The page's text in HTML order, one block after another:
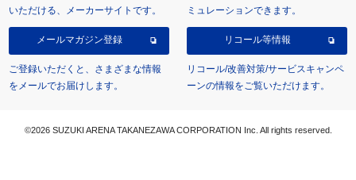
いただける、メーカーサイトです。
ミュレーションできます。
メールマガジン登録
ご登録いただくと、さまざまな情報
をメールでお届けします。
リコール等情報
リコール/改善対策/サービスキャンペ
ーンの情報をご覧いただけます。
©2026 SUZUKI ARENA TAKANEZAWA CORPORATION Inc. All rights reserved.